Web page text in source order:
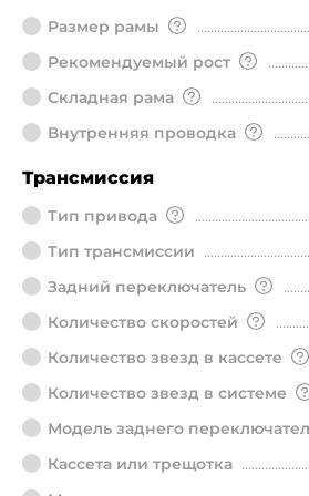
Размер рамы
Рекомендуемый рост
Складная рама
Внутренняя проводка
Трансмиссия
Тип привода
Тип трансмиссии
Задний переключатель
Количество скоростей
Количество звезд в кассете
Количество звезд в системе
Модель заднего
Кассета или трещотка